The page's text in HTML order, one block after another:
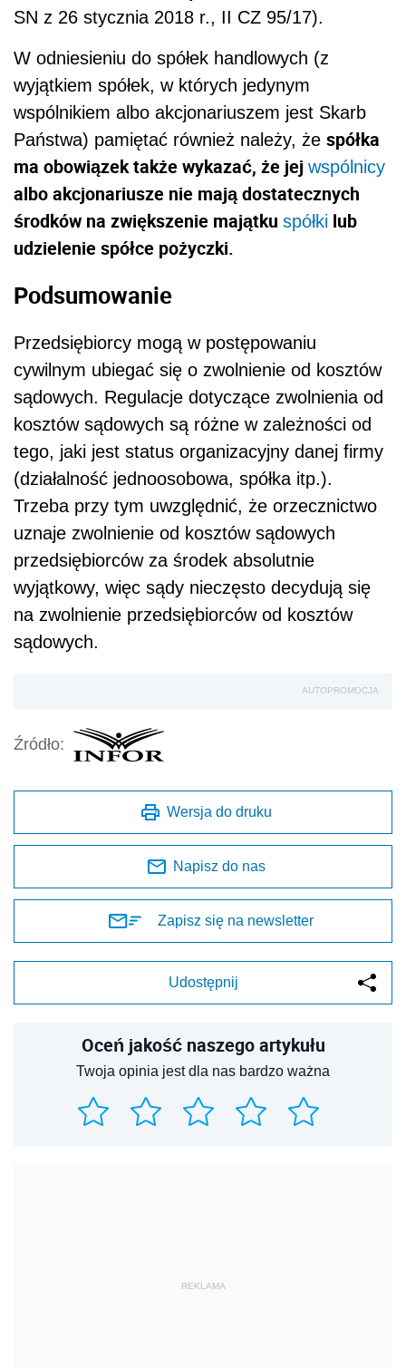
SN z 26 stycznia 2018 r., II CZ 95/17).
W odniesieniu do spółek handlowych (z
wyjątkiem spółek, w których jedynym
wspólnikiem albo akcjonariuszem jest Skarb
Państwa) pamiętać również należy, że spółka
ma obowiązek także wykazać, że jej wspólnicy
albo akcjonariusze nie mają dostatecznych
środków na zwiększenie majątku spółki lub
udzielenie spółce pożyczki.
Podsumowanie
Przedsiębiorcy mogą w postępowaniu
cywilnym ubiegać się o zwolnienie od kosztów
sądowych. Regulacje dotyczące zwolnienia od
kosztów sądowych są różne w zależności od
tego, jaki jest status organizacyjny danej firmy
(działalność jednoosobowa, spółka itp.).
Trzeba przy tym uwzględnić, że orzecznictwo
uznaje zwolnienie od kosztów sądowych
przedsiębiorców za środek absolutnie
wyjątkowy, więc sądy nieczęsto decydują się
na zwolnienie przedsiębiorców od kosztów
sądowych.
AUTOPROMOCJA
Źródło:
Wersja do druku
Napisz do nas
Zapisz się na newsletter
Udostępnij
Oceń jakość naszego artykułu
Twoja opinia jest dla nas bardzo ważna
REKLAMA